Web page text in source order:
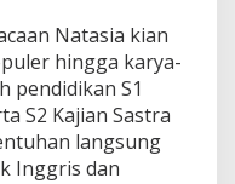
Natasia kian
hingga karya-
pendidikan S1
S2 Kajian Sastra
langsung
Inggris dan